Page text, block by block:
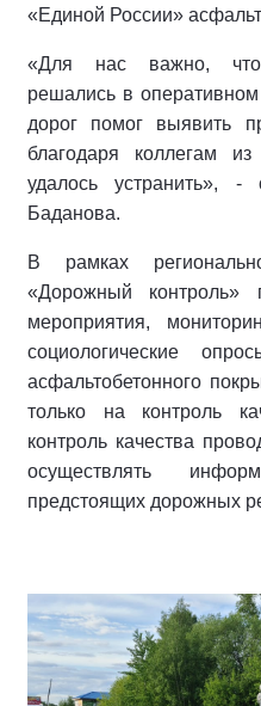
«Единой России»
«Для нас важно,
решались в
дорог помог выявить
благодаря коллегам
удалось устранить», -
Баданова.
В рамках
«Дорожный контроль»
мероприятия,
социологические
асфальтобетонного
только на контроль
контроль качества
осуществлять
предстоящих дорожных